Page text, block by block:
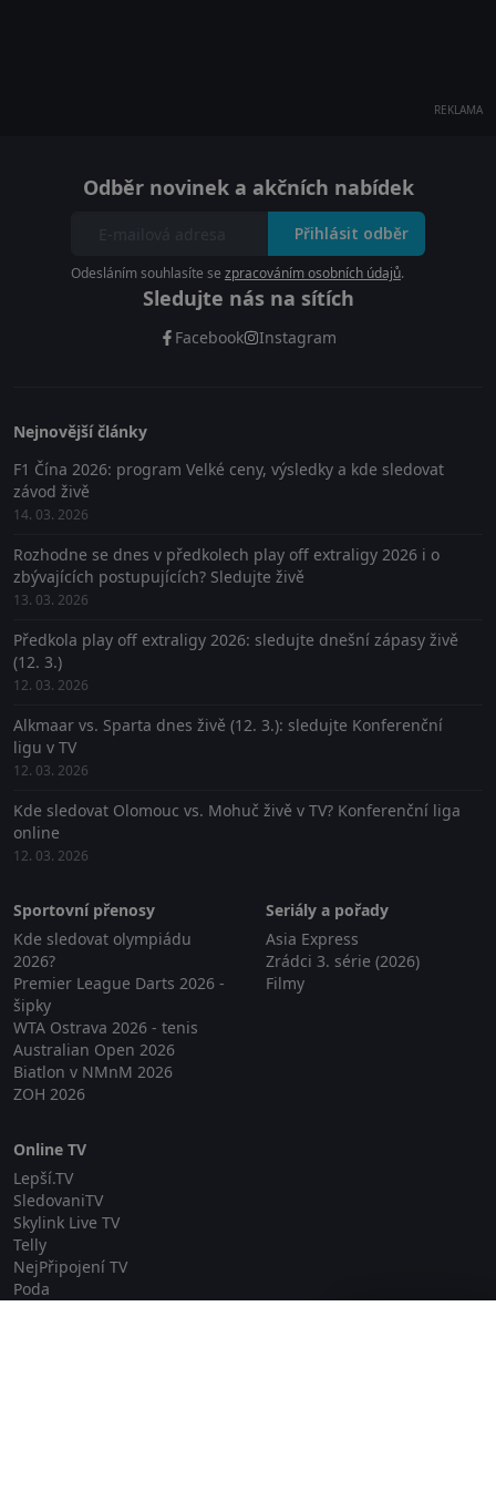
REKLAMA
Odběr novinek a akčních nabídek
Přihlásit odběr
Odesláním souhlasíte se zpracováním osobních údajů.
Sledujte nás na sítích
Facebook Instagram
Nejnovější články
F1 Čína 2026: program Velké ceny, výsledky a kde sledovat
závod živě
14. 03. 2026
Rozhodne se dnes v předkolech play off extraligy 2026 i o
zbývajících postupujících? Sledujte živě
13. 03. 2026
Předkola play off extraligy 2026: sledujte dnešní zápasy živě
(12. 3.)
12. 03. 2026
Alkmaar vs. Sparta dnes živě (12. 3.): sledujte Konferenční
ligu v TV
12. 03. 2026
Kde sledovat Olomouc vs. Mohuč živě v TV? Konferenční liga
online
12. 03. 2026
Sportovní přenosy
Kde sledovat olympiádu
2026?
Premier League Darts 2026 -
šipky
WTA Ostrava 2026 - tenis
Australian Open 2026
Biatlon v NMnM 2026
ZOH 2026
Seriály a pořady
Asia Express
Zrádci 3. série (2026)
Filmy
Online TV
Lepší.TV
SledovaniTV
Skylink Live TV
Telly
NejPřipojení TV
Poda